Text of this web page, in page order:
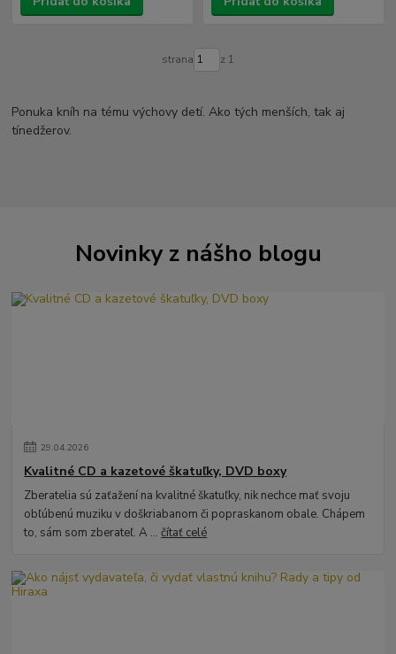
strana z 1
Ponuka kníh na tému výchovy detí. Ako tých menších, tak aj
tínedžerov.
Novinky z nášho blogu
29.04.2026
Kvalitné CD a kazetové škatuľky, DVD boxy
Zberatelia sú zaťažení na kvalitné škatuľky, nik nechce mať svoju
obľúbenú muziku v doškriabanom či popraskanom obale. Chápem
to, sám som zberateľ. A ...čítať celé